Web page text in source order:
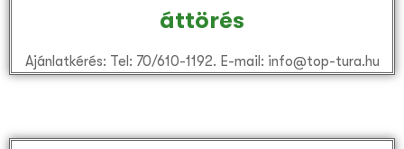
áttörés
Ajánlatkérés: Tel: 70/610-1192. E-mail: info@top-tura.hu